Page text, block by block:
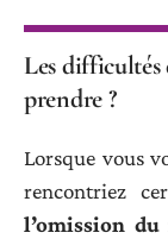
Les difficultés
prendre ?
Lorsque vous
rencontriez
l’omission